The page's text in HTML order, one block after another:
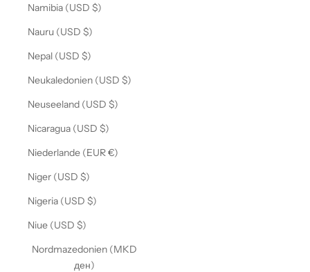
Namibia (USD $)
Nauru (USD $)
Nepal (USD $)
Neukaledonien (USD $)
Neuseeland (USD $)
Nicaragua (USD $)
Niederlande (EUR €)
Niger (USD $)
Nigeria (USD $)
Niue (USD $)
Nordmazedonien (MKD
ден)